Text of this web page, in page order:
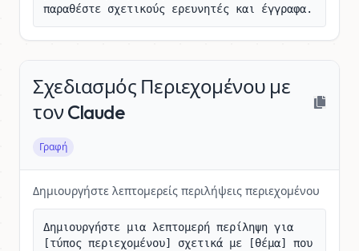
παραθέστε σχετικούς ερευνητές και έγγραφα.
Σχεδιασμός Περιεχομένου με
τον Claude
Γραφή
Δημιουργήστε λεπτομερείς περιλήψεις περιεχομένου
Δημιουργήστε μια λεπτομερή περίληψη για
[τύπος περιεχομένου] σχετικά με [θέμα] που